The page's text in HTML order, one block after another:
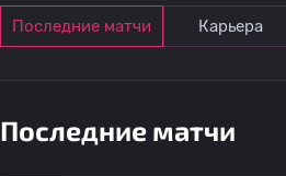
Последние матчи Карьера
Последние матчи